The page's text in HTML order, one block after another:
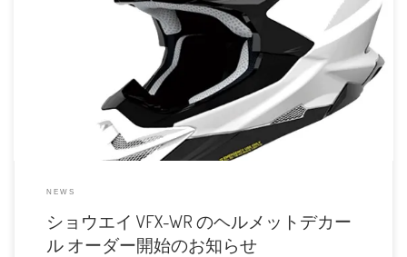
発売から多数お問い合わせいただいておりましたショウエイ VFX-WR のヘルメ
NEWS
ショウエイ VFX-WR のヘルメットデカー
ル オーダー開始のお知らせ